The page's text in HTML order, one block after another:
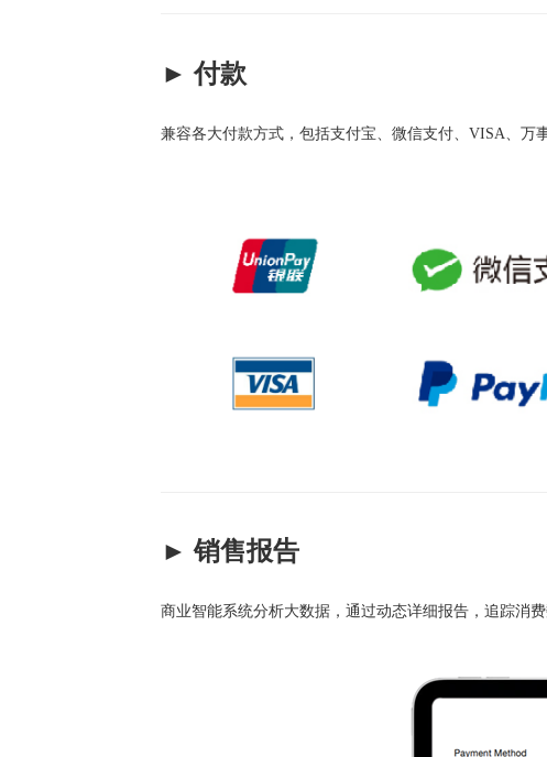
► 付款
兼容各大付款方式，包括支付宝、微信支付、VISA、万
► 销售报告
商业智能系统分析大数据，通过动态详细报告，追踪消